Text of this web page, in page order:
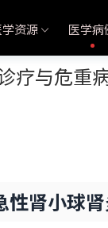
学资源 医学病
正文
疗与危重
性肾小球